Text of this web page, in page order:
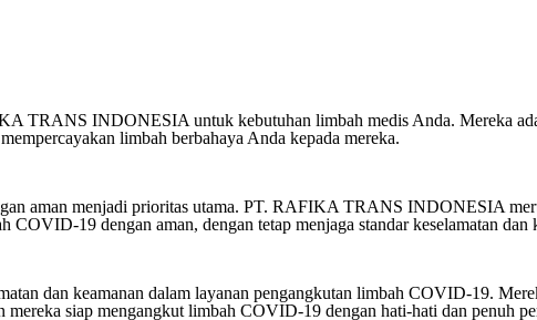
TRANS INDONESIA untuk kebutuhan limbah medis Anda. Mereka
limbah berbahaya Anda kepada mereka.
aman menjadi prioritas utama. PT. RAFIKA TRANS INDONESIA
19 dengan aman, dengan tetap menjaga standar keselamatan dan
dan keamanan dalam layanan pengangkutan limbah COVID-19.
siap mengangkut limbah COVID-19 dengan hati-hati dan penuh